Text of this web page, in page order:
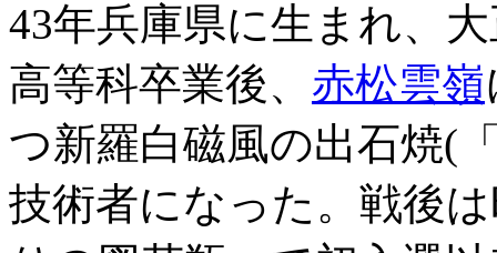
43年兵庫県に生まれ、
高等科卒業後、 赤松雲嶺
つ新羅白磁風の出石焼(
技術者になった。戦後